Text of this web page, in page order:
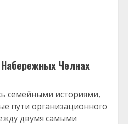
Набережных Челнах
семейными историями,
пути организационного
двумя самыми